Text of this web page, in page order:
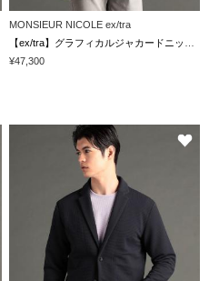
MONSIEUR NICOLE ex/tra
¥47,300